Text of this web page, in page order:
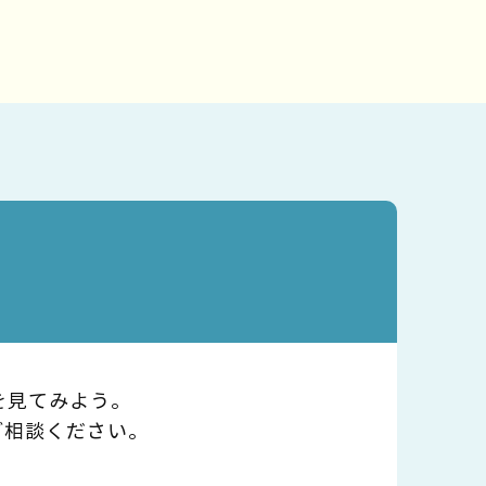
てみよう。
談ください。